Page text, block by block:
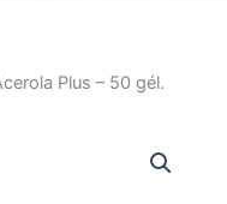
Plus – 50 gél.